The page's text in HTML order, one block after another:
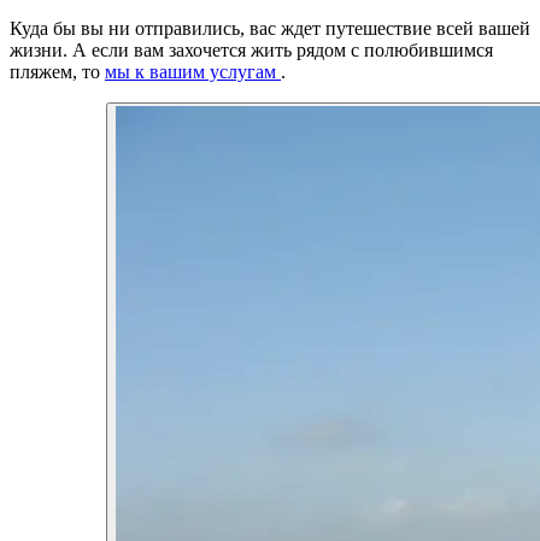
Куда бы вы ни отправились, вас ждет путешествие всей вашей
жизни. А если вам захочется жить рядом с полюбившимся
пляжем, то мы к вашим услугам .